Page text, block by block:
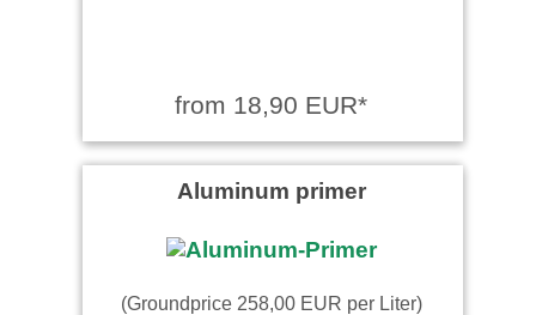
from 18,90 EUR*
Aluminum primer
(Groundprice 258,00 EUR per Liter)